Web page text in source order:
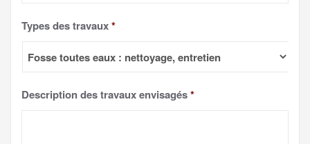
Types des travaux*
Description des travaux envisagés*